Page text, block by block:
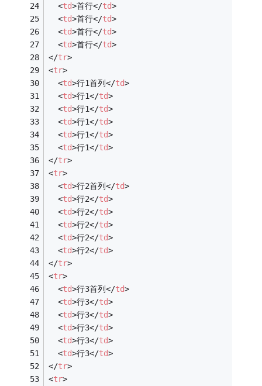
<td>首行</td>
<td>首行</td>
<td>首行</td>
<td>首行</td>
</tr>
<tr>
<td>行1首列</td>
<td>行1</td>
<td>行1</td>
<td>行1</td>
<td>行1</td>
<td>行1</td>
</tr>
<tr>
<td>行2首列</td>
<td>行2</td>
<td>行2</td>
<td>行2</td>
<td>行2</td>
<td>行2</td>
</tr>
<tr>
<td>行3首列</td>
<td>行3</td>
<td>行3</td>
<td>行3</td>
<td>行3</td>
<td>行3</td>
</tr>
<tr>